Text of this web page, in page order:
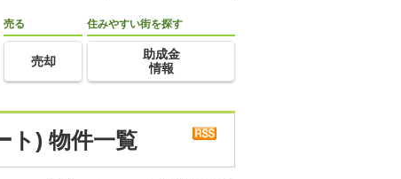
売る
売却
住みやすい街を探す
助成金
情報
ト) 物件一覧